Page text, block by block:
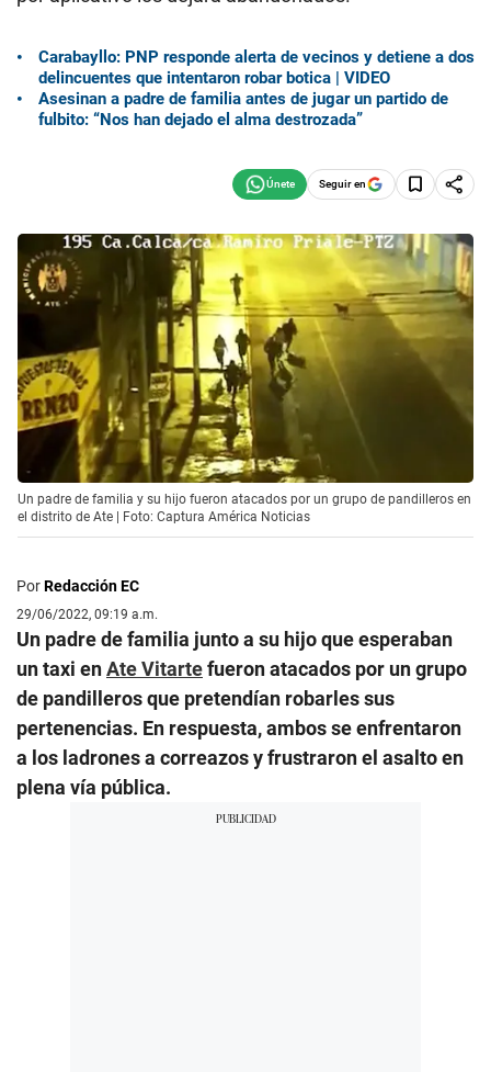
Carabayllo: PNP responde alerta de vecinos y detiene a dos
delincuentes que intentaron robar botica | VIDEO
Asesinan a padre de familia antes de jugar un partido de
fulbito: “Nos han dejado el alma destrozada”
Seguir en
Un padre de familia y su hijo fueron atacados por un grupo de pandilleros en
el distrito de Ate | Foto: Captura América Noticias
PorRedacción EC
29/06/2022, 09:19 a.m.
Un padre de familia junto a su hijo que esperaban
un taxi enAte Vitartefueron atacados por un grupo
de pandilleros que pretendían robarles sus
pertenencias. En respuesta, ambos se enfrentaron
a los ladrones a correazos y frustraron el asalto en
plena vía pública.